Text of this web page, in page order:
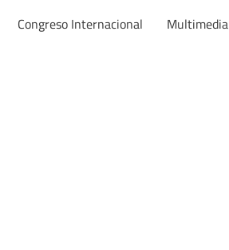
Congreso Internacional Multimedia